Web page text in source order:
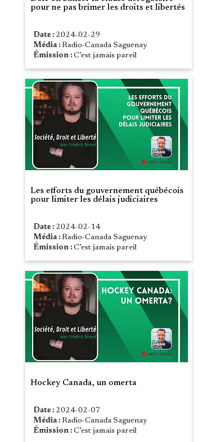
pour ne pas brimer les droits et libertés
Date : 2024-02-29
Média :Radio-Canada Saguenay
Émission : C’est jamais pareil
Les efforts du gouvernement québécois
pour limiter les délais judiciaires
Date : 2024-02-14
Média :Radio-Canada Saguenay
Émission : C’est jamais pareil
Hockey Canada, un omerta
Date : 2024-02-07
Média :Radio-Canada Saguenay
Émission : C’est jamais pareil